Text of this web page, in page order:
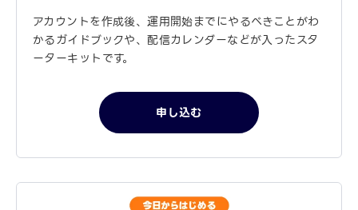
アカウントを作成後、運用開始までにやるべきことがわ
かるガイドブックや、配信カレンダーなどが入ったスタ
ーターキットです。
申し込む